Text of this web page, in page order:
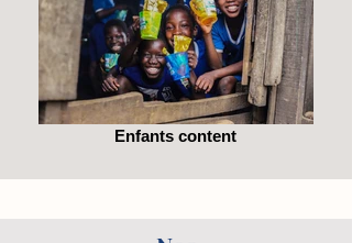
Enfants content